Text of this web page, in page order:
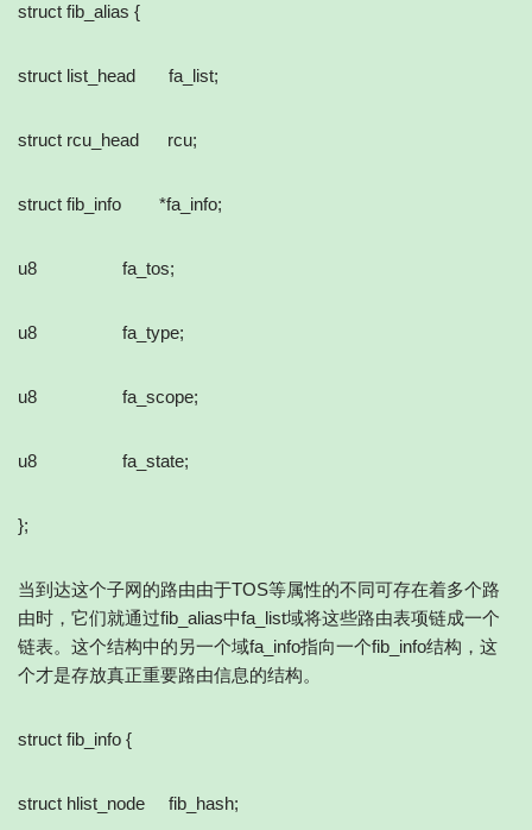
struct fib_alias {
struct list_head fa_list;
struct rcu_head rcu;
struct fib_info *fa_info;
u8 fa_tos;
u8 fa_type;
u8 fa_scope;
u8 fa_state;
};
当到达这个子网的路由由于TOS等属性的不同可存在着多个路
由时，它们就通过fib_alias中fa_list域将这些路由表项链成一个
链表。这个结构中的另一个域fa_info指向一个fib_info结构，这
个才是存放真正重要路由信息的结构。
struct fib_info {
struct hlist_node fib_hash;